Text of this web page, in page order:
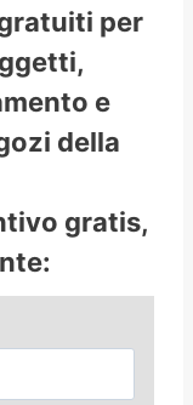
per
e
della
gratis,